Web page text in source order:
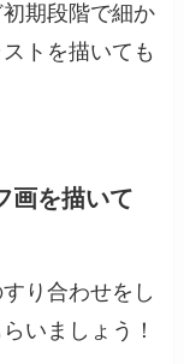
期段階で細か
トを描いても
画を描いて
り合わせをし
いましょう！